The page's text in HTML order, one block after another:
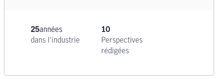
25années
dans l'industrie
10
Perspectives
rédigées